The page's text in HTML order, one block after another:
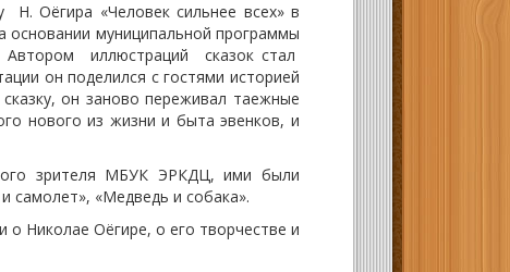
Оёгира «Человек сильнее всех» в
основании муниципальной программы
Автором иллюстраций сказок стал
он поделился с гостями историей
он заново переживал таежные
нового из жизни и быта эвенков, и
зрителя МБУК ЭРКДЦ, ими были
самолет», «Медведь и собака».
Николае Оёгире, о его творчестве и